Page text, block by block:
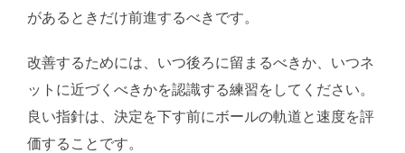
があるときだけ前進するべきです。
改善するためには、いつ後ろに留まるべきか、いつネ
ットに近づくべきかを認識する練習をしてください。
良い指針は、決定を下す前にボールの軌道と速度を評
価することです。